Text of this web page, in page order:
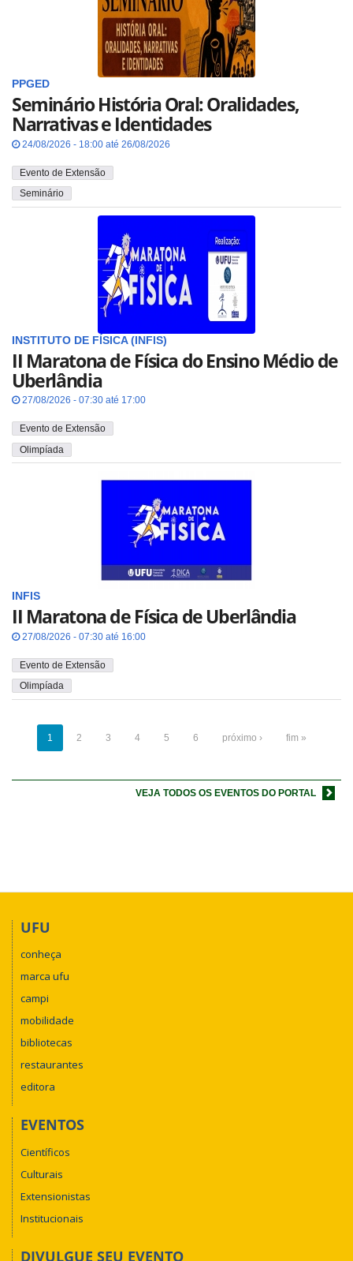
PPGED
Seminário História Oral: Oralidades,
Narrativas e Identidades
24/08/2026 - 18:00 até 26/08/2026
Evento de Extensão
Seminário
INSTITUTO DE FÍSICA (INFIS)
II Maratona de Física do Ensino Médio de
Uberlândia
27/08/2026 - 07:30 até 17:00
Evento de Extensão
Olimpíada
INFIS
II Maratona de Física de Uberlândia
27/08/2026 - 07:30 até 16:00
Evento de Extensão
Olimpíada
1 2 3 4 5 6 próximo › fim »
VEJA TODOS OS EVENTOS DO PORTAL
UFU
conheça
marca ufu
campi
mobilidade
bibliotecas
restaurantes
editora
EVENTOS
Científicos
Culturais
Extensionistas
Institucionais
DIVULGUE SEU EVENTO